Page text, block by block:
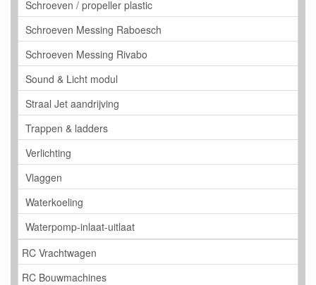
Schroeven / propeller plastic
Schroeven Messing Raboesch
Schroeven Messing Rivabo
Sound & Licht modul
Straal Jet aandrijving
Trappen & ladders
Verlichting
Vlaggen
Waterkoeling
Waterpomp-inlaat-uitlaat
RC Vrachtwagen
RC Bouwmachines